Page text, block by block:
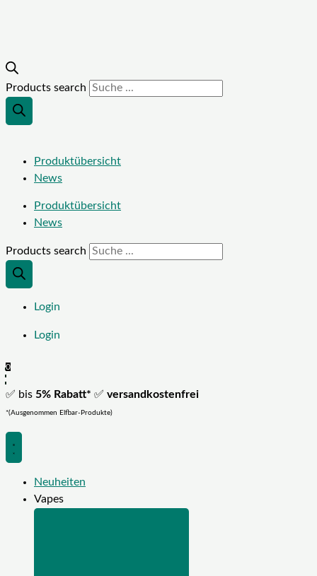
Products search
Produktübersicht
News
Produktübersicht
News
Products search
Login
Login
0
✅ bis 5% Rabatt* ✅ versandkostenfrei
*(Ausgenommen Elfbar-Produkte)
Neuheiten
Vapes